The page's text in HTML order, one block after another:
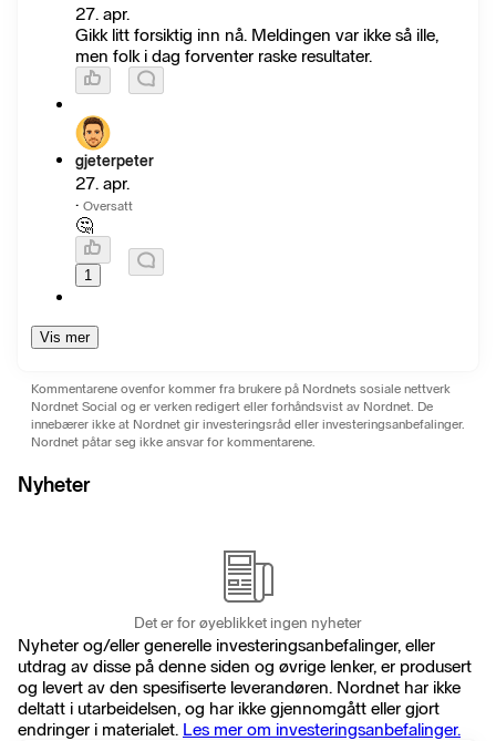
27. apr.
Gikk litt forsiktig inn nå. Meldingen var ikke så ille,
men folk i dag forventer raske resultater.
gjeterpeter
27. apr.
· Oversatt
🤔
1
Vis mer
Kommentarene ovenfor kommer fra brukere på Nordnets sosiale nettverk
Nordnet Social og er verken redigert eller forhåndsvist av Nordnet. De
innebærer ikke at Nordnet gir investeringsråd eller investeringsanbefalinger.
Nordnet påtar seg ikke ansvar for kommentarene.
Nyheter
Det er for øyeblikket ingen nyheter
Nyheter og/eller generelle investeringsanbefalinger, eller
utdrag av disse på denne siden og øvrige lenker, er produsert
og levert av den spesifiserte leverandøren. Nordnet har ikke
deltatt i utarbeidelsen, og har ikke gjennomgått eller gjort
endringer i materialet. Les mer om investeringsanbefalinger.